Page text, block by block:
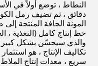
المونة الجافة المنتجة
خط إنتاج كامل (التغذية ،
والذي سيحسّن بشكل كبير
تكاليف الإنتاج ، هو
سريع ، معدات إنتاج